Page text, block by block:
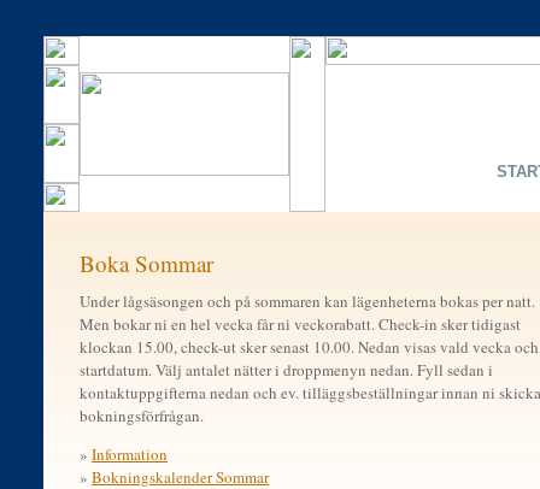
Boka Sommar
Under lågsäsongen och på sommaren kan lägenheterna bokas per natt.
Men bokar ni en hel vecka får ni veckorabatt. Check-in sker tidigast
klockan 15.00, check-ut sker senast 10.00. Nedan visas vald vecka och
startdatum. Välj antalet nätter i droppmenyn nedan. Fyll sedan i
kontaktuppgifterna nedan och ev. tilläggsbeställningar innan ni
bokningsförfrågan.
» Information
» Bokningskalender Sommar